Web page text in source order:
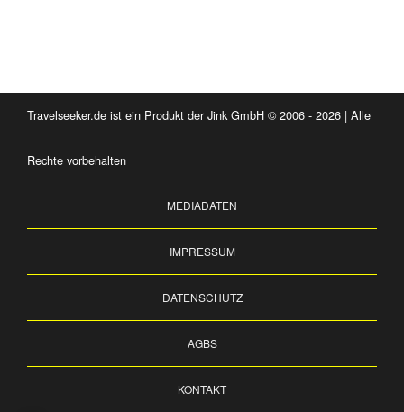
Travelseeker.de ist ein Produkt der Jink GmbH © 2006 - 2026 | Alle
Rechte vorbehalten
MEDIADATEN
IMPRESSUM
DATENSCHUTZ
AGBS
KONTAKT